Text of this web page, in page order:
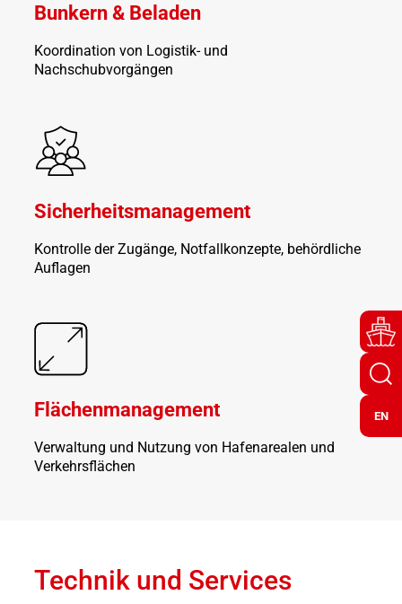
EN
Bunkern & Beladen
Koordination von Logistik- und
Nachschubvorgängen
Sicherheitsmanagement
Kontrolle der Zugänge, Notfallkonzepte, behördliche
Auflagen
Flächenmanagement
Verwaltung und Nutzung von Hafenarealen und
Verkehrsflächen
Technik und Services